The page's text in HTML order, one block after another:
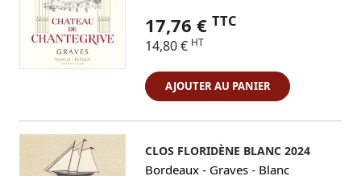
17,76 € TTC
14,80 € HT
AJOUTER AU PANIER
CLOS FLORIDÈNE BLANC 2024
Bordeaux - Graves - Blanc